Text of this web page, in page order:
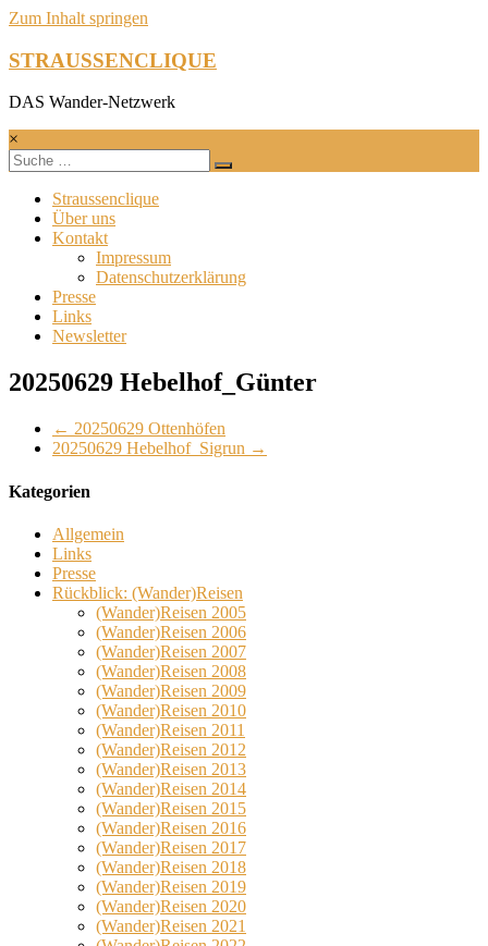
Zum Inhalt springen
STRAUSSENCLIQUE
DAS Wander-Netzwerk
×
Straussenclique
Über uns
Kontakt
Impressum
Datenschutzerklärung
Presse
Links
Newsletter
20250629 Hebelhof_Günter
← 20250629 Ottenhöfen
20250629 Hebelhof_Sigrun →
Kategorien
Allgemein
Links
Presse
Rückblick: (Wander)Reisen
(Wander)Reisen 2005
(Wander)Reisen 2006
(Wander)Reisen 2007
(Wander)Reisen 2008
(Wander)Reisen 2009
(Wander)Reisen 2010
(Wander)Reisen 2011
(Wander)Reisen 2012
(Wander)Reisen 2013
(Wander)Reisen 2014
(Wander)Reisen 2015
(Wander)Reisen 2016
(Wander)Reisen 2017
(Wander)Reisen 2018
(Wander)Reisen 2019
(Wander)Reisen 2020
(Wander)Reisen 2021